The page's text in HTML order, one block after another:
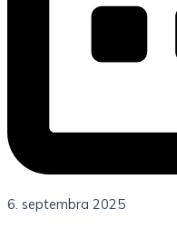
6. septembra 2025